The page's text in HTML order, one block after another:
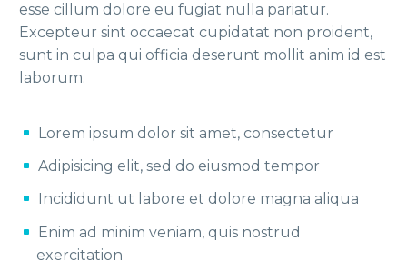
esse cillum dolore eu fugiat nulla pariatur.
Excepteur sint occaecat cupidatat non proident,
sunt in culpa qui officia deserunt mollit anim id est
laborum.
Lorem ipsum dolor sit amet, consectetur
Adipisicing elit, sed do eiusmod tempor
Incididunt ut labore et dolore magna aliqua
Enim ad minim veniam, quis nostrud
exercitation